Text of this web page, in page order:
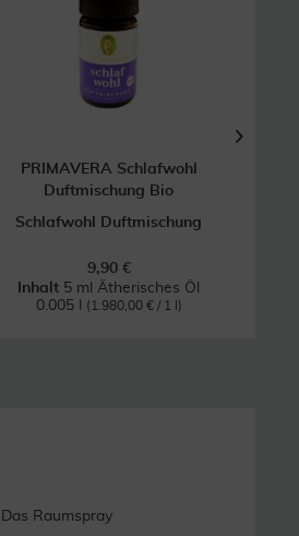
PRIMAVERA Schlafwohl
Duftmischung Bio
Schlafwohl Duftmischung
9,90 €
Inhalt 5 ml Ätherisches Öl
0.005 l
(1.980,00 € / 1 l)
Raumspray